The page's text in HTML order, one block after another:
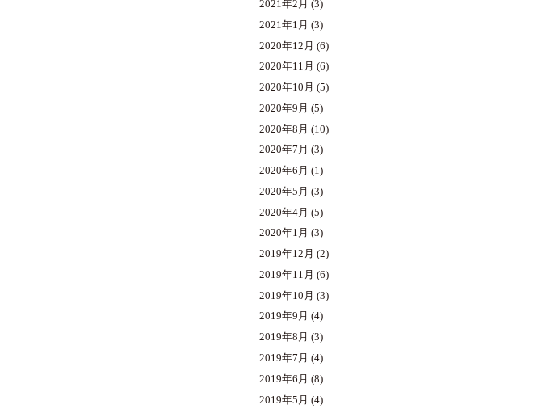
2021年2月 (3)
2021年1月 (3)
2020年12月 (6)
2020年11月 (6)
2020年10月 (5)
2020年9月 (5)
2020年8月 (10)
2020年7月 (3)
2020年6月 (1)
2020年5月 (3)
2020年4月 (5)
2020年1月 (3)
2019年12月 (2)
2019年11月 (6)
2019年10月 (3)
2019年9月 (4)
2019年8月 (3)
2019年7月 (4)
2019年6月 (8)
2019年5月 (4)